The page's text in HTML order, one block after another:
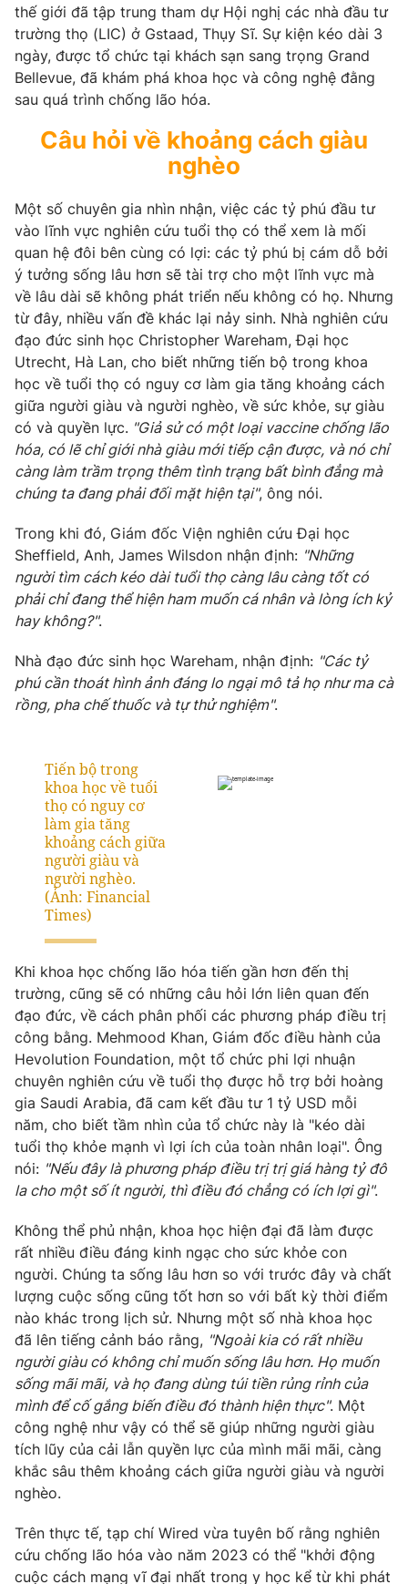
thế giới đã tập trung tham dự Hội nghị các nhà đầu tư
trường thọ (LIC) ở Gstaad, Thụy Sĩ. Sự kiện kéo dài 3
ngày, được tổ chức tại khách sạn sang trọng Grand
Bellevue, đã khám phá khoa học và công nghệ đằng
sau quá trình chống lão hóa.
Câu hỏi về khoảng cách giàu
nghèo
Một số chuyên gia nhìn nhận, việc các tỷ phú đầu tư
vào lĩnh vực nghiên cứu tuổi thọ có thể xem là mối
quan hệ đôi bên cùng có lợi: các tỷ phú bị cám dỗ bởi
ý tưởng sống lâu hơn sẽ tài trợ cho một lĩnh vực mà
về lâu dài sẽ không phát triển nếu không có họ. Nhưng
từ đây, nhiều vấn đề khác lại nảy sinh. Nhà nghiên cứu
đạo đức sinh học Christopher Wareham, Đại học
Utrecht, Hà Lan, cho biết những tiến bộ trong khoa
học về tuổi thọ có nguy cơ làm gia tăng khoảng cách
giữa người giàu và người nghèo, về sức khỏe, sự giàu
có và quyền lực. "Giả sử có một loại vaccine chống lão
hóa, có lẽ chỉ giới nhà giàu mới tiếp cận được, và nó chỉ
càng làm trầm trọng thêm tình trạng bất bình đẳng mà
chúng ta đang phải đối mặt hiện tại", ông nói.
Trong khi đó, Giám đốc Viện nghiên cứu Đại học
Sheffield, Anh, James Wilsdon nhận định: "Những
người tìm cách kéo dài tuổi thọ càng lâu càng tốt có
phải chỉ đang thể hiện ham muốn cá nhân và lòng ích kỷ
hay không?".
Nhà đạo đức sinh học Wareham, nhận định: "Các tỷ
phú cần thoát hình ảnh đáng lo ngại mô tả họ như ma cà
rồng, pha chế thuốc và tự thử nghiệm".
Khi khoa học chống lão hóa tiến gần hơn đến thị
trường, cũng sẽ có những câu hỏi lớn liên quan đến
đạo đức, về cách phân phối các phương pháp điều trị
công bằng. Mehmood Khan, Giám đốc điều hành của
Hevolution Foundation, một tổ chức phi lợi nhuận
chuyên nghiên cứu về tuổi thọ được hỗ trợ bởi hoàng
gia Saudi Arabia, đã cam kết đầu tư 1 tỷ USD mỗi
năm, cho biết tầm nhìn của tổ chức này là "kéo dài
tuổi thọ khỏe mạnh vì lợi ích của toàn nhân loại". Ông
nói: "Nếu đây là phương pháp điều trị trị giá hàng tỷ đô
la cho một số ít người, thì điều đó chẳng có ích lợi gì".
Không thể phủ nhận, khoa học hiện đại đã làm được
rất nhiều điều đáng kinh ngạc cho sức khỏe con
người. Chúng ta sống lâu hơn so với trước đây và chất
lượng cuộc sống cũng tốt hơn so với bất kỳ thời điểm
nào khác trong lịch sử. Nhưng một số nhà khoa học
đã lên tiếng cảnh báo rằng, "Ngoài kia có rất nhiều
người giàu có không chỉ muốn sống lâu hơn. Họ muốn
sống mãi mãi, và họ đang dùng túi tiền rủng rỉnh của
mình để cố gắng biến điều đó thành hiện thực". Một
công nghệ như vậy có thể sẽ giúp những người giàu
tích lũy của cải lẫn quyền lực của mình mãi mãi, càng
khắc sâu thêm khoảng cách giữa người giàu và người
nghèo.
Trên thực tế, tạp chí Wired vừa tuyên bố rằng nghiên
cứu chống lão hóa vào năm 2023 có thể "khởi động
cuộc cách mạng vĩ đại nhất trong y học kể từ khi phát